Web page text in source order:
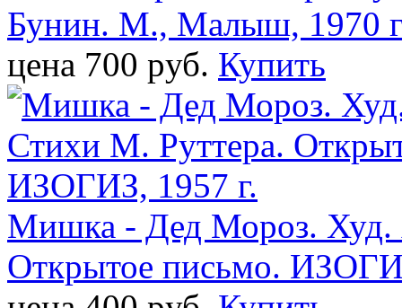
Бунин. М., Малыш, 1970
цена 700 pуб. Купить
Мишка - Дед Мороз. Худ.
Открытое письмо.